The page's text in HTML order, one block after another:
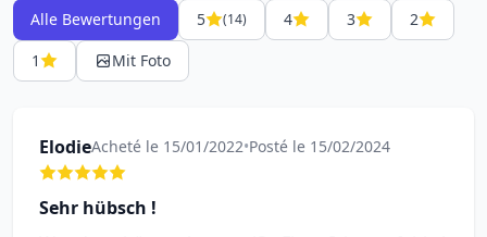
Alle Bewertungen 5 (14) 4 3
2
1
Mit Foto
ElodieAcheté le 15/01/2022•Posté le 15/02/2024
Sehr hübsch !